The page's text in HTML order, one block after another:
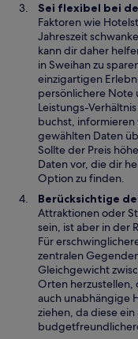
Sei flexibel bei
Faktoren wie
Jahreszeit
kann dir daher
in Sweihan zu
einzigartigen
persönlichere Note
Leistungs-
buchst,
gewählten Daten
Sollte der Preis
Daten vor, die dir
Option zu finden.
Berücksichtige
Attraktionen oder
sein, ist aber in der
Für
zentralen
Gleichgewicht
Orten herzustellen,
auch unabhängige
ziehen, da diese